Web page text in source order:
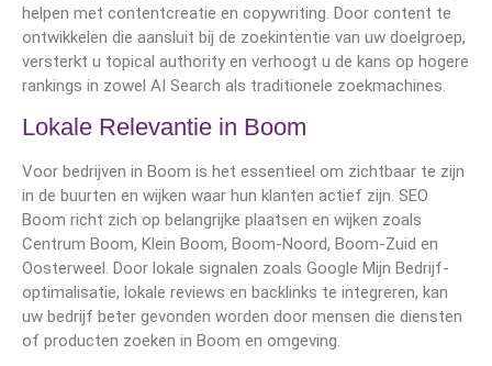
helpen met contentcreatie en copywriting. Door content te
ontwikkelen die aansluit bij de zoekintentie van uw doelgroep,
versterkt u topical authority en verhoogt u de kans op hogere
rankings in zowel AI Search als traditionele zoekmachines.
Lokale Relevantie in Boom
Voor bedrijven in Boom is het essentieel om zichtbaar te zijn
in de buurten en wijken waar hun klanten actief zijn. SEO
Boom richt zich op belangrijke plaatsen en wijken zoals
Centrum Boom, Klein Boom, Boom-Noord, Boom-Zuid en
Oosterweel. Door lokale signalen zoals Google Mijn Bedrijf-
optimalisatie, lokale reviews en backlinks te integreren, kan
uw bedrijf beter gevonden worden door mensen die diensten
of producten zoeken in Boom en omgeving.